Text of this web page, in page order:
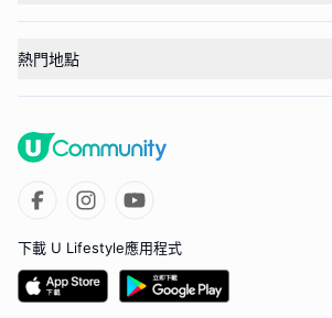
熱門地點
下載 U Lifestyle應用程式